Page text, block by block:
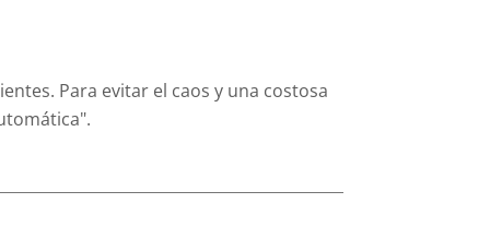
e
Para evitar el caos y una costosa